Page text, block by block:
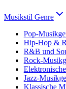
Musikstil Genre
Pop-
Hip-Hop &
R&B und
Rock-
Jazz-
Klassische